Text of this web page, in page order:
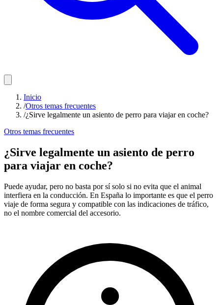
Inicio
/Otros temas frecuentes
/¿Sirve legalmente un asiento de perro para viajar en coche?
Otros temas frecuentes
¿Sirve legalmente un asiento de perro
para viajar en coche?
Puede ayudar, pero no basta por sí solo si no evita que el animal
interfiera en la conducción. En España lo importante es que el perro
viaje de forma segura y compatible con las indicaciones de tráfico,
no el nombre comercial del accesorio.